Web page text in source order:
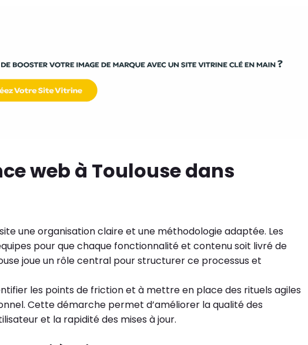
web à Toulouse dans
une organisation claire et une méthodologie adaptée. Les
pour que chaque fonctionnalité et contenu soit livré de
joue un rôle central pour structurer ce processus et
les points de friction et à mettre en place des rituels agiles
Cette démarche permet d’améliorer la qualité des
et la rapidité des mises à jour.